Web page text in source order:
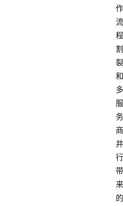
作
流
程
割
裂
和
多
服
务
商
并
行
带
来
的